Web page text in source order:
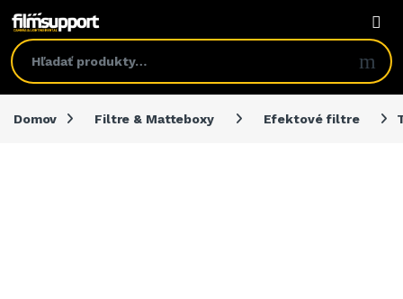
Domov Filtre & Matteboxy Efektové filtre